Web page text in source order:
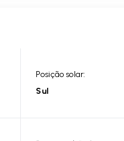
Posição solar:
Sul